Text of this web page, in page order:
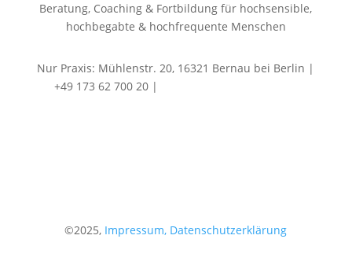
Beratung, Coaching & Fortbildung für hochsensible,
hochbegabte & hochfrequente Menschen
Nur Praxis: Mühlenstr. 20, 16321 Bernau bei Berlin |
+49 173 62 700 20 |
©2025, Impressum, Datenschutzerklärung